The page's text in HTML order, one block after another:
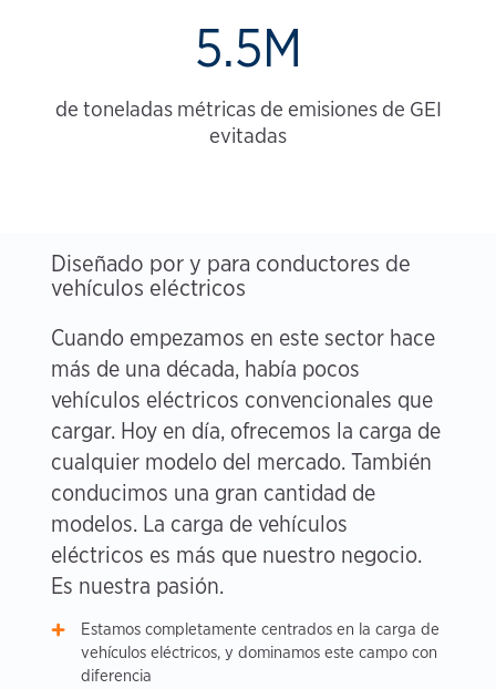
5.5M
de toneladas métricas de emisiones de GEI
evitadas
Diseñado por y para conductores de
vehículos eléctricos
Cuando empezamos en este sector hace
más de una década, había pocos
vehículos eléctricos convencionales que
cargar. Hoy en día, ofrecemos la carga de
cualquier modelo del mercado. También
conducimos una gran cantidad de
modelos. La carga de vehículos
eléctricos es más que nuestro negocio.
Es nuestra pasión.
Estamos completamente centrados en la carga de
vehículos eléctricos, y dominamos este campo con
diferencia